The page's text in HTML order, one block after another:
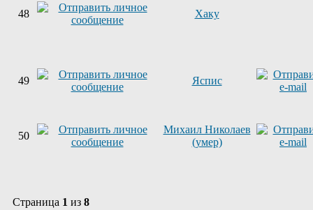
48 Хаку
49 Яспис
50
Михаил Николаев
(умер)
Страница 1 из 8